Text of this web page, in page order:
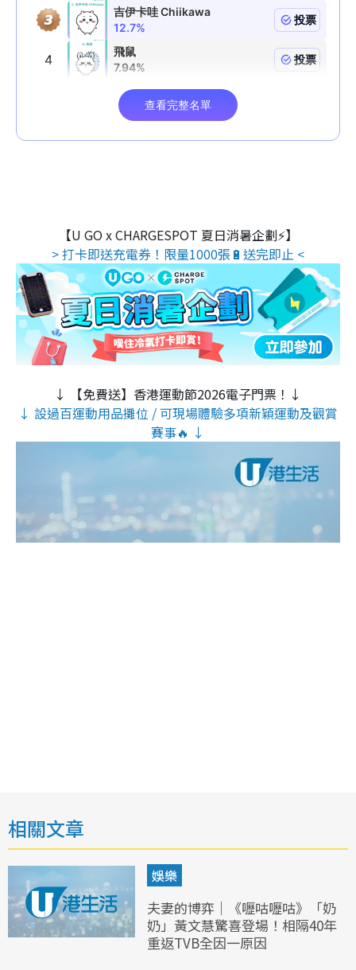
【U GO x CHARGESPOT 夏日消暑企劃⚡】
> 打卡即送充電券！限量1000張🔋送完即止 <
↓ 【免費送】香港運動節2026電子門票！↓
↓ 設過百運動用品攤位 / 可現場體驗多項新穎運動及觀賞
賽事🔥 ↓
相關文章
娛樂
夫妻的博弈｜《嚦咕嚦咕》「奶
奶」黃文慧驚喜登場！相隔40年
重返TVB全因一原因